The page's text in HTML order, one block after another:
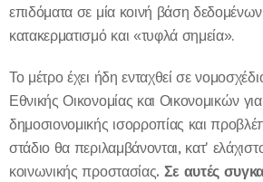
επιδόματα σε μία κοινή βάση
κατακερματισμό και «τυφλά σημεία».
Το μέτρο έχει ήδη ενταχθεί σε
Εθνικής Οικονομίας και Οικονομικών
δημοσιονομικής ισορροπίας και
στάδιο θα περιλαμβάνονται, κατ'
κοινωνικής προστασίας. Σε αυτές